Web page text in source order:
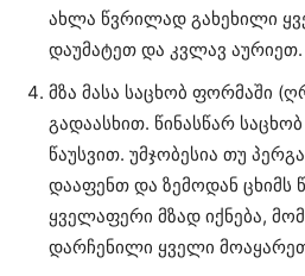
ახლა წვრილად გახეხილი
დაუმატეთ და კვლავ აურიეთ.
მზა მასა საცხობ ფორმაში
გადაასხით. წინასწარ
წაუსვით. უმჯობესია თუ
დააფენთ და ზემოდან ცხიმს
ყველაფერი მზად იქნება,
დარჩენილი ყველი